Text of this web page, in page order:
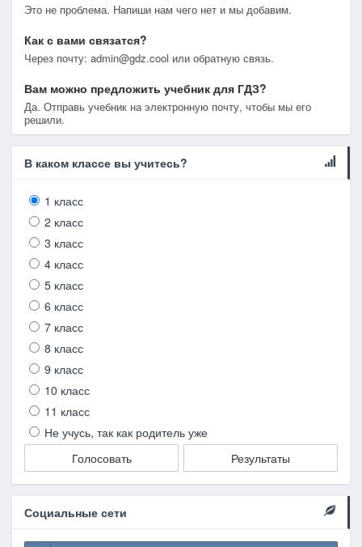
Это не проблема. Напиши нам чего нет и мы добавим.
Как с вами связатся?
Через почту: admin@gdz.cool или обратную связь.
Вам можно предложить учебник для ГДЗ?
Да. Отправь учебник на электронную почту, чтобы мы его
решили.
В каком классе вы учитесь?
1 класс
2 класс
3 класс
4 класс
5 класс
6 класс
7 класс
8 класс
9 класс
10 класс
11 класс
Не учусь, так как родитель уже
Голосовать
Результаты
Социальные сети